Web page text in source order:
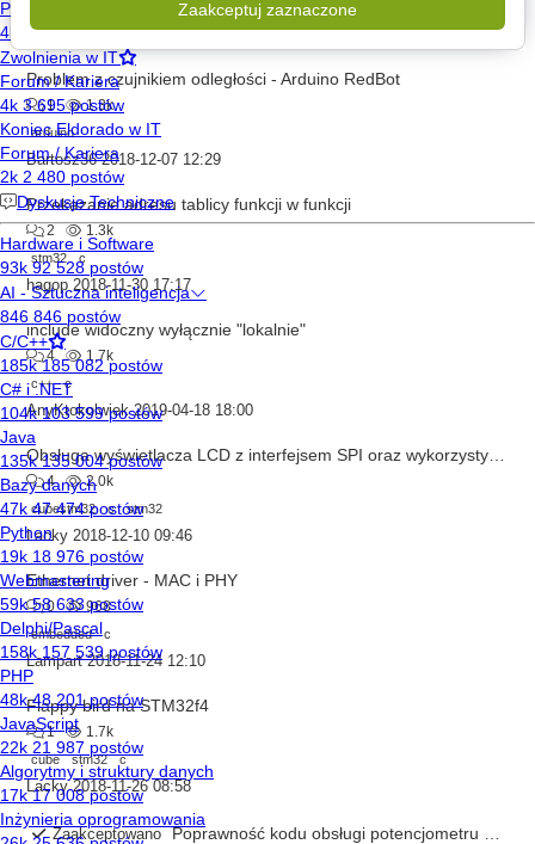
MarekR22 2018-12-10 14:01
Problem z czujnikiem odległości - Arduino RedBot
1
1.3k
arduino
Bartosz36 2018-12-07 12:29
Przekazanie adresu tablicy funkcji w funkcji
2
1.3k
stm32
c
hagop 2018-11-30 17:17
include widoczny wyłącznie "lokalnie"
4
1.7k
c++
c
AnyKtokolwiek 2019-04-18 18:00
4
2.0k
cubestm32
c stm32
Lacky 2018-12-10 09:46
Ethernet driver - MAC i PHY
0
968
embedded
c
Lampart 2018-11-24 12:10
Flappy bird na STM32f4
1
1.7k
cube
stm32 c
Lacky 2018-11-26 08:58
Zaakceptowano Poprawność kodu obsługi potencjometru – liczenie średniej
Zaakceptuj zaznaczone